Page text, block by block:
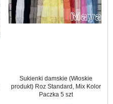
Sukienki damskie (Włoskie
produkt) Roz Standard, Mix Kolor
Paczka 5 szt